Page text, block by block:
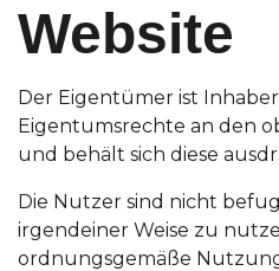
Website
Der Eigentümer ist
Eigentumsrechte an den
und behält sich diese
Die Nutzer sind nicht
irgendeiner Weise zu
ordnungsgemäße